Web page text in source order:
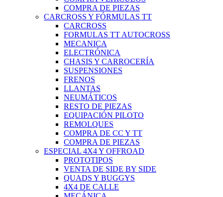
COMPRA DE PIEZAS
CARCROSS Y FÓRMULAS TT
CARCROSS
FORMULAS TT AUTOCROSS
MECANICA
ELECTRÓNICA
CHASIS Y CARROCERÍA
SUSPENSIONES
FRENOS
LLANTAS
NEUMÁTICOS
RESTO DE PIEZAS
EQUIPACIÓN PILOTO
REMOLQUES
COMPRA DE CC Y TT
COMPRA DE PIEZAS
ESPECIAL 4X4 Y OFFROAD
PROTOTIPOS
VENTA DE SIDE BY SIDE
QUADS Y BUGGYS
4X4 DE CALLE